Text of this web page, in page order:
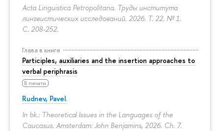
Acta Linguistica Petropolitana. Труды института
лингвистических исследований. 2026. Т. 22. № 1.
С. 208-252.
Глава в книге
Participles, auxiliaries and the insertion approaches to
verbal periphrasis
В печати
Rudnev, Pavel.
In bk.: Theoretical Issues in the Languages of the
Caucasus. Amsterdam: John Benjamins, 2026. Ch. 7.